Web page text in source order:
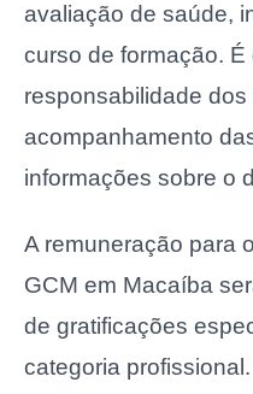
avaliação de saúde,
curso de formação. É
responsabilidade
acompanhamento
informações sobre o
A remuneração para
GCM em Macaíba
de gratificações
categoria profissional.